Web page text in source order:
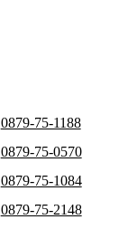
0879-75-1188
0879-75-0570
0879-75-1084
0879-75-2148